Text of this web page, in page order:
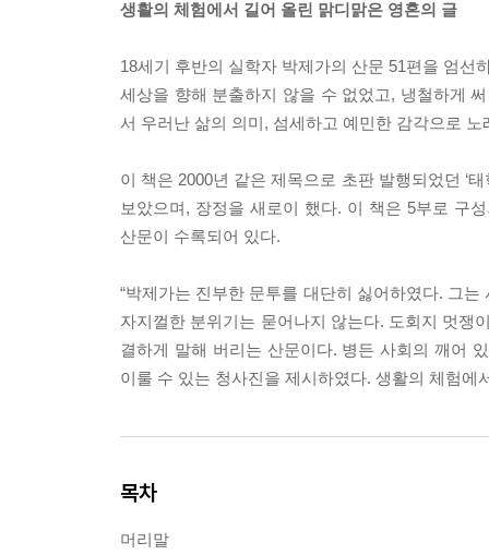
생활의 체험에서 길어 올린 맑디맑은 영혼의 글
18세기 후반의 실학자 박제가의 산문 51편을 엄선
세상을 향해 분출하지 않을 수 없었고, 냉철하게
서 우러난 삶의 의미, 섬세하고 예민한 감각으로
이 책은 2000년 같은 제목으로 초판 발행되었던 ‘
보았으며, 장정을 새로이 했다. 이 책은 5부로 구
산문이 수록되어 있다.
“박제가는 진부한 문투를 대단히 싫어하였다. 그
자지껄한 분위기는 묻어나지 않는다. 도회지 멋쟁
결하게 말해 버리는 산문이다. 병든 사회의 깨어
이룰 수 있는 청사진을 제시하였다. 생활의 체험에
목차
머리말